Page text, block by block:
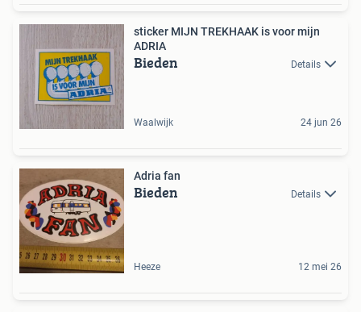
sticker MIJN TREKHAAK is voor mijn
ADRIA
Bieden Details
Waalwijk 24 jun 26
Adria fan
Bieden Details
Heeze 12 mei 26